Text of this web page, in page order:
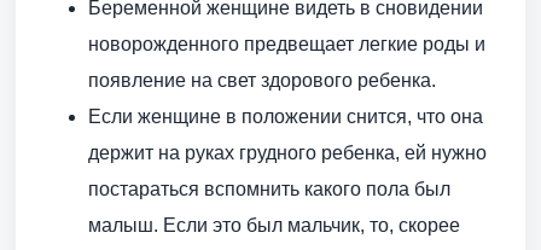
Беременной женщине видеть в сновидении
новорожденного предвещает легкие роды и
появление на свет здорового ребенка.
Если женщине в положении снится, что она
держит на руках грудного ребенка, ей нужно
постараться вспомнить какого пола был
малыш. Если это был мальчик, то, скорее